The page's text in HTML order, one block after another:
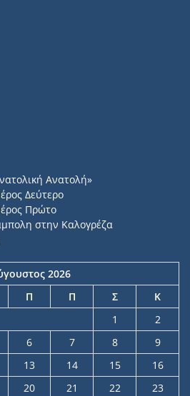
Ανατολή»
Δεύτερο
Πρώτο
στην Καλογρέζα
2026
Π Π Σ
Κ
1
2
6 7 8
9
13 14 15
16
20 21 22
23